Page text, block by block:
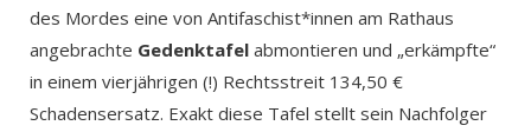
des Mordes eine von Antifaschist*innen am Rathaus
angebrachte Gedenktafel abmontieren und „erkämpfte“
in einem vierjährigen (!) Rechtsstreit 134,50 €
Schadensersatz. Exakt diese Tafel stellt sein Nachfolger